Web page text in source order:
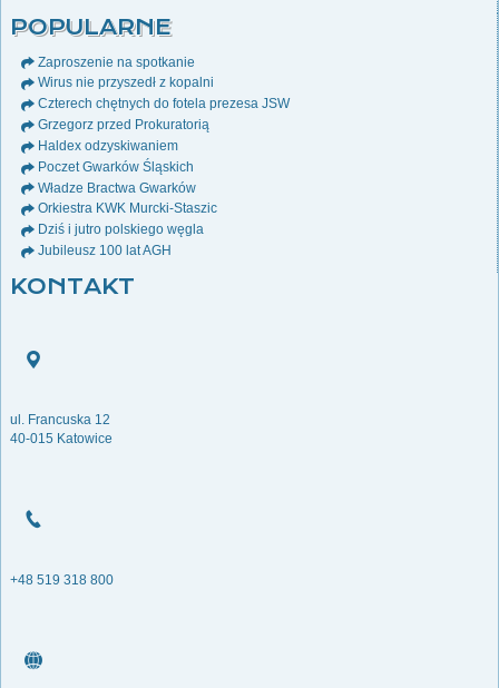
POPULARNE
Zaproszenie na spotkanie
Wirus nie przyszedł z kopalni
Czterech chętnych do fotela prezesa JSW
Grzegorz przed Prokuratorią
Haldex odzyskiwaniem
Poczet Gwarków Śląskich
Władze Bractwa Gwarków
Orkiestra KWK Murcki-Staszic
Dziś i jutro polskiego węgla
Jubileusz 100 lat AGH
KONTAKT
ul. Francuska 12
40-015 Katowice
+48 519 318 800